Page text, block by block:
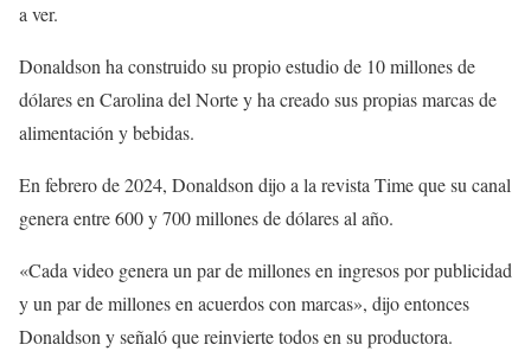
a ver.
Donaldson ha construido su propio estudio de 10 millones de
dólares en Carolina del Norte y ha creado sus propias marcas de
alimentación y bebidas.
En febrero de 2024, Donaldson dijo a la revista Time que su canal
genera entre 600 y 700 millones de dólares al año.
«Cada video genera un par de millones en ingresos por publicidad
y un par de millones en acuerdos con marcas», dijo entonces
Donaldson y señaló que reinvierte todos en su productora.